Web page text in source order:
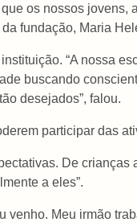
os nossos jovens,
fundação, Maria
“A nossa
buscando
desejados”, falou.
participar das
De crianças
a eles”.
venho. Meu irmão